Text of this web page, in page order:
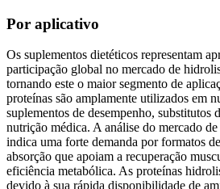
Por aplicativo
Os suplementos dietéticos representam
participação global no mercado de
tornando este o maior segmento de
proteínas são amplamente utilizados em
suplementos de desempenho, substitutos
nutrição médica. A análise do mercado
indica uma forte demanda por formatos
absorção que apoiam a recuperação
eficiência metabólica. As proteínas
devido à sua rápida disponibilidade de